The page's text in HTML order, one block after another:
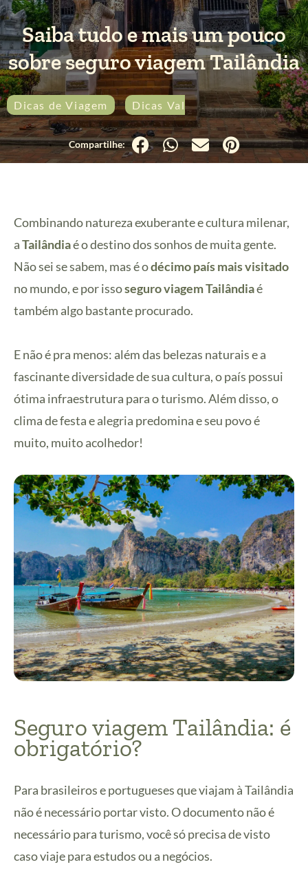
Saiba tudo e mais um pouco
sobre seguro viagem Tailândia
Dicas de Viagem Dicas Valiosas Tailândia
Combinando natureza exuberante e cultura milenar,
aTailândiaé o destino dos sonhos de muita gente.
Não sei se sabem, mas é odécimo país mais visitado
no mundo, e por issoseguro viagem Tailândiaé
também algo bastante procurado.
E não é pra menos: além das belezas naturais e a
fascinante diversidade de sua cultura, o país possui
ótima infraestrutura para o turismo. Além disso, o
clima de festa e alegria predomina e seu povo é
muito, muito acolhedor!
Seguro viagem Tailândia: é
obrigatório?
Para brasileiros e portugueses que viajam à Tailândia
não é necessário portar visto. O documento não é
necessário para turismo, você só precisa de visto
caso viaje para estudos ou a negócios.